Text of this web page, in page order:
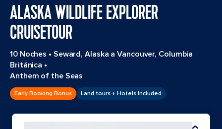
ALASKA WILDLIFE EXPLORER
CRUISETOUR
10 Noches • Seward, Alaska a Vancouver, Columbia
Británica •
Anthem of the Seas
Early Booking Bonus Land tours + Hotels included